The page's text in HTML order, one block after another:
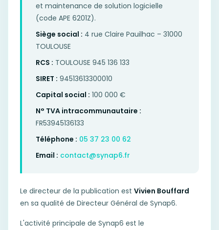
et maintenance de solution logicielle
(code APE 6201Z).
Siège social : 4 rue Claire Pauilhac – 31000
TOULOUSE
RCS : TOULOUSE 945 136 133
SIRET : 94513613300010
Capital social : 100 000 €
N° TVA intracommunautaire :
FR53945136133
Téléphone : 05 37 23 00 62
Email : contact@synap6.fr
Le directeur de la publication est Vivien Bouffard
en sa qualité de Directeur Général de Synap6.
L'activité principale de Synap6 est le